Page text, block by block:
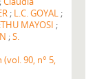
; L.C. GOYAL ;
MAYOSI ;
;S.
90, n° 5,